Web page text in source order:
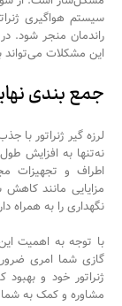
سیستم هواگیری
راندمان منجر شود.
این مشکلات می‌تواند
جمع بندی
لرزه گیر ژنراتور با
نه‌تنها به افزایش
اطراف و تجهیزات
مزایایی مانند
نگهداری را به همراه
با توجه به اهمیت
گازی شما امری
ژنراتور خود و
مشاوره و کمک به